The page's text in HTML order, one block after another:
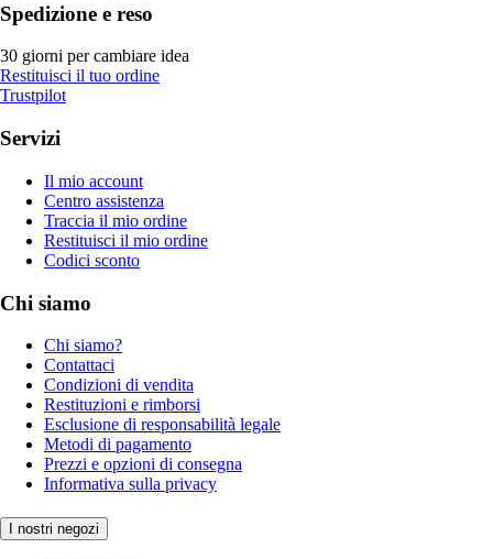
Spedizione e reso
30 giorni per cambiare idea
Restituisci il tuo ordine
Trustpilot
Servizi
Il mio account
Centro assistenza
Traccia il mio ordine
Restituisci il mio ordine
Codici sconto
Chi siamo
Chi siamo?
Contattaci
Condizioni di vendita
Restituzioni e rimborsi
Esclusione di responsabilità legale
Metodi di pagamento
Prezzi e opzioni di consegna
Informativa sulla privacy
I nostri negozi